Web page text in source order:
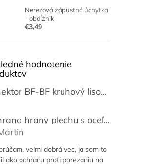
Nerezová zápustná úchytka
- obdĺžnik
€3,49
hodnotenie
Konektor BF-BF kruhový lisovací transparentný 3,5mm [50 párov]
produktu je 5 z 5 hviezdičiek.
Ochrana hrany plechu s oceľovou vložkou / lemovka
produktu je 5 z 5 hviezdičiek.
veľmi dobrá vec, ja som to
ako ochranu proti porezaniu na